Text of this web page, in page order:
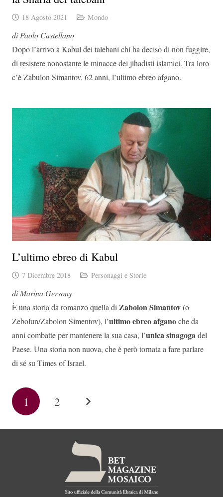
18 Agosto 2021 Mondo
di Paolo Castellano
Dopo l’arrivo a Kabul dei talebani chi ha deciso di non fuggire,
di resistere nonostante le minacce dei jihadisti islamici. Tra loro
c’è Zabulon Simantov, 62 anni, l’ultimo ebreo afgano.
L’ultimo ebreo di Kabul
7 Dicembre 2018 Personaggi e Storie
di Marina Gersony
È una storia da romanzo quella di Zabolon Simantov(o
Zebolun/Zabolon Simentov), l’ultimo ebreo afganoche da
anni combatte per mantenere la sua casa, l’unicasinagogadel
Paese. Una storia non nuova, che è però tornata a fare parlare
di sé su Times of Israel.
1 2